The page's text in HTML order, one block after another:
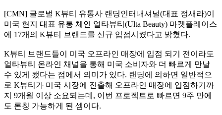
[CMN] 글로벌 K뷰티 유통사 랜딩인터내셔널(대표 정새라)이
미국 현지 대표 유통 체인 얼타뷰티(Ulta Beauty) 마켓플레이스
에 17개의 K뷰티 브랜드를 신규 입점시켰다고 밝혔다.
K뷰티 브랜드들이 미국 오프라인 매장에 입점 되기 전이라도
얼타뷰티 온라인 채널을 통해 미국 소비자와 더 빠르게 만날
수 있게 됐다는 점에서 의미가 있다. 랜딩에 의하면 일반적으
로 K뷰티가 미국 시장에 진출해 오프라인 매장에 입점하기까
지 9개월 이상 소요되는데, 이번 프로젝트로 빠르면 9주 만에
도 론칭 가능하게 된 셈이다.